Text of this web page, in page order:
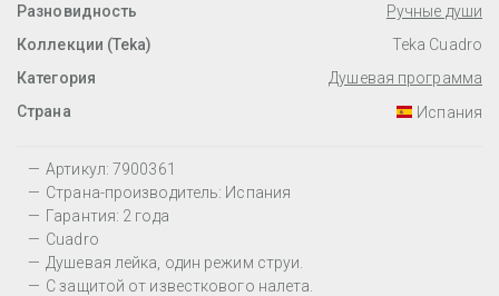
Разновидность
Ручные души
Коллекции (Teka)
Teka Cuadro
Категория
Душевая программа
Страна
Испания
Артикул: 7900361
Страна-производитель: Испания
Гарантия: 2 года
Cuadro
Душевая лейка, один режим струи.
С защитой от известкового налета.